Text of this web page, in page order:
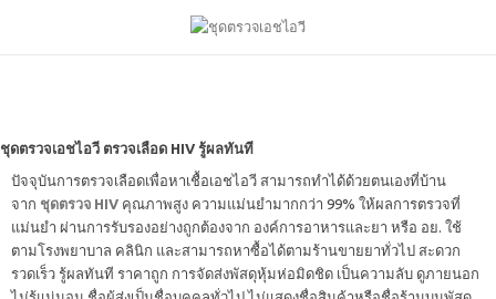
ชุดตรวจเอชไอวี ตรวจเลือด HIV รู้ผลทันที
ปัจจุบันการตรวจเลือดเพื่อหาเชื้อเอชไอวี สามารถทำได้ด้วยตนเองที่บ้าน
จาก ชุดตรวจ HIV คุณภาพสูง ความแม่นยำมากกว่า 99% ให้ผลการตรวจที่
แม่นยำ ผ่านการรับรองอย่างถูกต้องจาก องค์การอาหารและยา หรือ อย. ใช้
ตามโรงพยาบาล คลินิก และสามารถหาซื้อได้ตามร้านขายยาทั่วไป สะดวก
รวดเร็ว รู้ผลทันที ราคาถูก การจัดส่งพัสดุหุ้มห่อมิดชิด เป็นความลับ ดูภายนอก